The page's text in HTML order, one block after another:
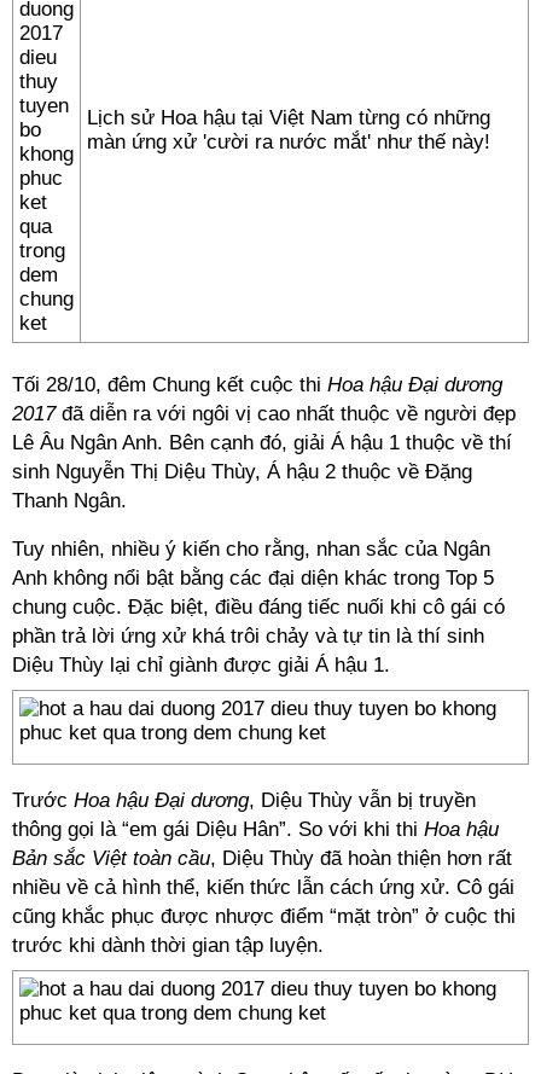
Lịch sử Hoa hậu tại Việt Nam từng có những
màn ứng xử 'cười ra nước mắt' như thế này!
Tối 28/10, đêm Chung kết cuộc thi Hoa hậu Đại dương
2017 đã diễn ra với ngôi vị cao nhất thuộc về người đẹp
Lê Âu Ngân Anh. Bên cạnh đó, giải Á hậu 1 thuộc về thí
sinh Nguyễn Thị Diệu Thùy, Á hậu 2 thuộc về Đặng
Thanh Ngân.
Tuy nhiên, nhiều ý kiến cho rằng, nhan sắc của Ngân
Anh không nổi bật bằng các đại diện khác trong Top 5
chung cuộc. Đặc biệt, điều đáng tiếc nuối khi cô gái có
phần trả lời ứng xử khá trôi chảy và tự tin là thí sinh
Diệu Thùy lại chỉ giành được giải Á hậu 1.
Trước Hoa hậu Đại dương, Diệu Thùy vẫn bị truyền
thông gọi là “em gái Diệu Hân”. So với khi thi Hoa hậu
Bản sắc Việt toàn cầu, Diệu Thùy đã hoàn thiện hơn rất
nhiều về cả hình thể, kiến thức lẫn cách ứng xử. Cô gái
cũng khắc phục được nhược điểm “mặt tròn” ở cuộc thi
trước khi dành thời gian tập luyện.